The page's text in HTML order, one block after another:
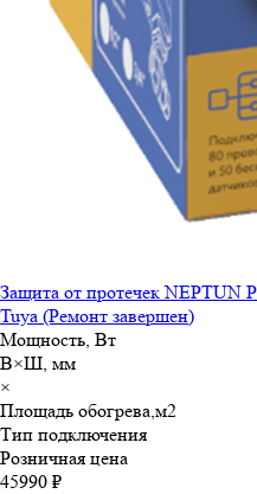
Защита от протечек
Tuya (Ремонт завершен)
Мощность, Вт
В×Ш, мм
×
Площадь обогрева,м2
Тип подключения
Розничная цена
45990 ₽